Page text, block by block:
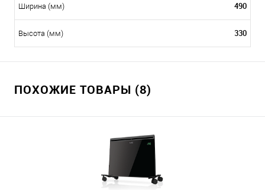
Ширина (мм) 490
Высота (мм) 330
ПОХОЖИЕ ТОВАРЫ (8)